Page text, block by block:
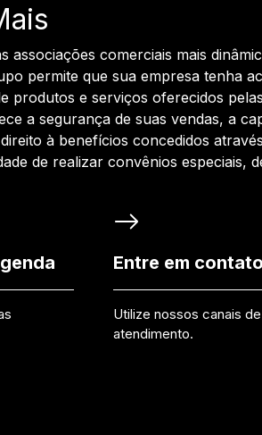
associações comerciais mais
permite que sua empresa tenha
produtos e serviços oferecidos
a segurança de suas vendas, a
à benefícios concedidos
de realizar convênios especiais,
Entre em contato
Utilize nossos canais de
atendimento.